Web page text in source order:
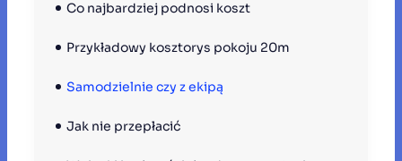
Co najbardziej podnosi koszt
Przykładowy kosztorys pokoju 20m
Samodzielnie czy z ekipą
Jak nie przepłacić